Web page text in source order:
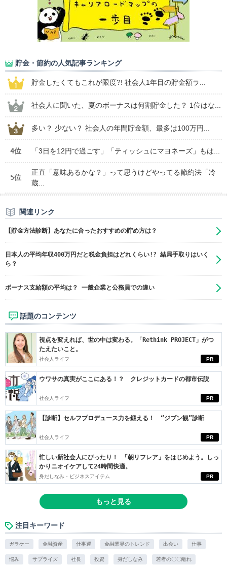
貯金・節約の人気記事ランキング
貯金したくてもこれが限度?! 社会人1年目の貯金額ラ...
社会人に聞いた、夏のボーナスは何割貯金した？ 1位はな...
多い？ 少ない？ 社会人の年間貯金額、最多は100万円...
4位 「3日を12円で過ごす」「ティッシュにマヨネーズ」もは...
5位
正直「意味あるかな？」って思うけどやってる節約法「冷
蔵...
関連リンク
【貯金方法診断】あなたに合ったおすすめの貯め方は？
日本人の平均年収400万円だと税金負担はどれくらい!? 結局手取りはいく
ら？
ボーナス支給額の平均は？ 一般企業と公務員での違い
話題のコンテンツ
PR
視点を変えれば、世の中は変わる。「Rethink PROJECT」がつ
たえたいこと。
社会人ライフ
PR
ウワサの真実がここにある！？ クレジットカードの都市伝説
社会人ライフ
PR
【診断】セルフプロデュース力を鍛える！ “ジブン観”診断
社会人ライフ
PR
忙しい新社会人にぴったり！ 「朝リフレア」をはじめよう。しっ
かりニオイケアして24時間快適。
身だしなみ・ビジネスアイテム
もっと見る
注目キーワード
ガラケー 金融資産 仕事運 金融業界のトレンド 出会い 仕事
悩み サプライズ 社長 投資 身だしなみ 若者の〇〇離れ